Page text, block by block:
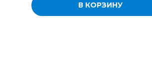
В КОРЗИНУ